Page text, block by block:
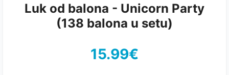
Luk od balona - Unicorn Party
(138 balona u setu)
15.99€